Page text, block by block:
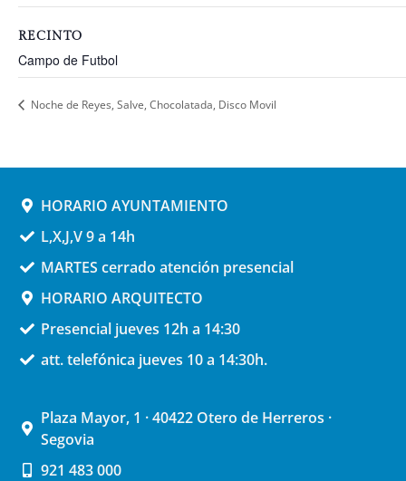
RECINTO
Campo de Futbol
Noche de Reyes, Salve, Chocolatada, Disco Movil
HORARIO AYUNTAMIENTO
L,X,J,V 9 a 14h
MARTES cerrado atención presencial
HORARIO ARQUITECTO
Presencial jueves 12h a 14:30
att. telefónica jueves 10 a 14:30h.
Plaza Mayor, 1 · 40422 Otero de Herreros ·
Segovia
921 483 000